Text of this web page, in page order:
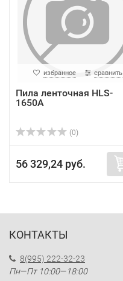
избранное сравнить
Пила ленточная HLS-
1650A
(0)
56 329,24 руб.
КОНТАКТЫ
8(995) 222-32-23
Пн—Пт 10:00—18:00